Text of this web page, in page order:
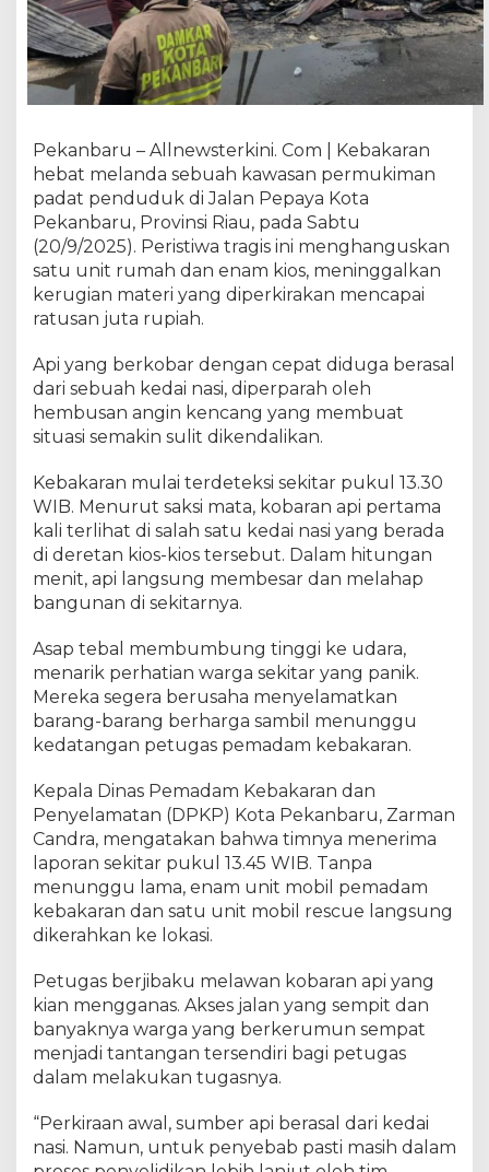
y
a
P
e
k
b
a
r
u
T
e
r
b
k
A
g
i
n
K
e
n
a
J
a
d
P
e
m
i
c
u
A
i
T
e
r
s
e
a
r
Pekanbaru – Allnewsterkini. Com | Kebakaran
hebat melanda sebuah kawasan permukiman
padat penduduk di Jalan Pepaya Kota
Pekanbaru, Provinsi Riau, pada Sabtu
(20/9/2025). Peristiwa tragis ini menghanguskan
satu unit rumah dan enam kios, meninggalkan
kerugian materi yang diperkirakan mencapai
ratusan juta rupiah.
Api yang berkobar dengan cepat diduga berasal
dari sebuah kedai nasi, diperparah oleh
hembusan angin kencang yang membuat
situasi semakin sulit dikendalikan.
Kebakaran mulai terdeteksi sekitar pukul 13.30
WIB. Menurut saksi mata, kobaran api pertama
kali terlihat di salah satu kedai nasi yang berada
di deretan kios-kios tersebut. Dalam hitungan
menit, api langsung membesar dan melahap
bangunan di sekitarnya.
Asap tebal membumbung tinggi ke udara,
menarik perhatian warga sekitar yang panik.
Mereka segera berusaha menyelamatkan
barang-barang berharga sambil menunggu
kedatangan petugas pemadam kebakaran.
Kepala Dinas Pemadam Kebakaran dan
Penyelamatan (DPKP) Kota Pekanbaru, Zarman
Candra, mengatakan bahwa timnya menerima
laporan sekitar pukul 13.45 WIB. Tanpa
menunggu lama, enam unit mobil pemadam
kebakaran dan satu unit mobil rescue langsung
dikerahkan ke lokasi.
Petugas berjibaku melawan kobaran api yang
kian mengganas. Akses jalan yang sempit dan
banyaknya warga yang berkerumun sempat
menjadi tantangan tersendiri bagi petugas
dalam melakukan tugasnya.
“Perkiraan awal, sumber api berasal dari kedai
nasi. Namun, untuk penyebab pasti masih dalam